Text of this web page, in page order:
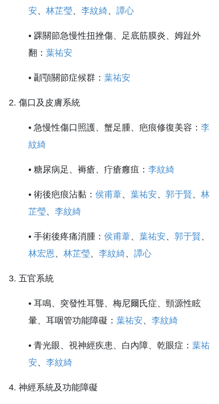
安、 林芷瑩、 李紋綺、 譚心
• 踝關節急慢性扭挫傷、足底筋膜炎、姆趾外
翻： 葉祐安
• 顳顎關節症候群： 葉祐安
2. 傷口及皮膚系統
• 急慢性傷口照護、蟹足腫、疤痕修復美容： 李
紋綺
• 糖尿病足、褥瘡、疔瘡癰疽： 李紋綺
• 術後疤痕沾黏： 侯甫葦、 葉祐安、 郭于賢、 林
芷瑩、 李紋綺
• 手術後疼痛消腫： 侯甫葦、 葉祐安、 郭于賢、
林宏恩、 林芷瑩、 李紋綺、 譚心
3. 五官系統
• 耳鳴、突發性耳聾、梅尼爾氏症、頸源性眩
暈、耳咽管功能障礙： 葉祐安、 李紋綺
• 青光眼、視神經疾患、白內障、乾眼症： 葉祐
安、 李紋綺
4. 神經系統及功能障礙